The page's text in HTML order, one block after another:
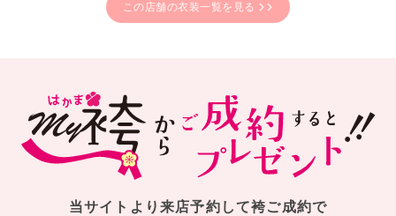
この店舗の衣装一覧を見る
当サイトより来店予約して袴ご成約で